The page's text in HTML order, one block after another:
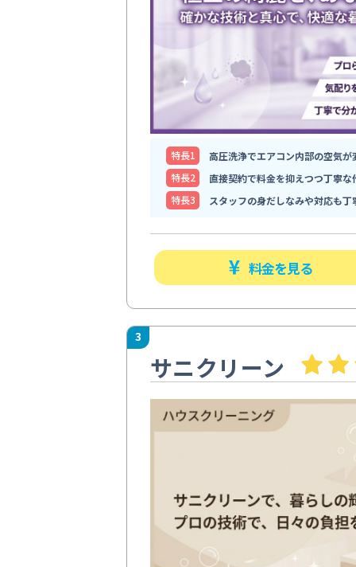
特⻑1
高圧洗浄でエアコン内部の空気が
特⻑2
直接契約で料金を抑えつつ丁寧な
特⻑3
スタッフの身だしなみや対応も
料金を見る
3
サニクリーン